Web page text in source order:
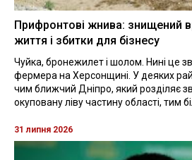
Прифронтові жнива: знищений
життя і збитки для бізнесу
Чуйка, бронежилет і шолом. Нині це
фермера на Херсонщині. У деяких
чим ближчий Дніпро, який розділяє
окуповану ліву частину області, тим
31 липня 2026